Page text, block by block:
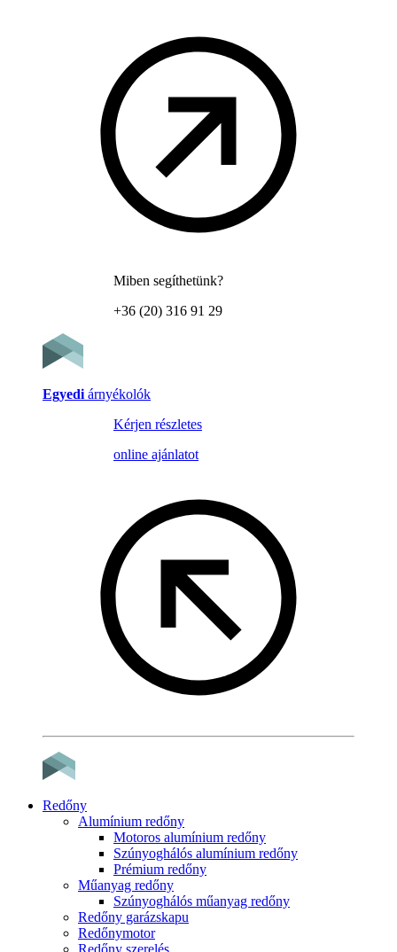
Miben segíthetünk?
+36 (20) 316 91 29
Egyedi árnyékolók
Kérjen részletes
online ajánlatot
Redőny
Alumínium redőny
Motoros alumínium redőny
Szúnyoghálós alumínium redőny
Prémium redőny
Műanyag redőny
Szúnyoghálós műanyag redőny
Redőny garázskapu
Redőnymotor
Redőny szerelés